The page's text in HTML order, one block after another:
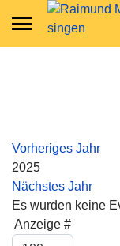
Vorheriges Jahr
2025
Nächstes Jahr
Es wurden keine
Limite der
Anzeige #